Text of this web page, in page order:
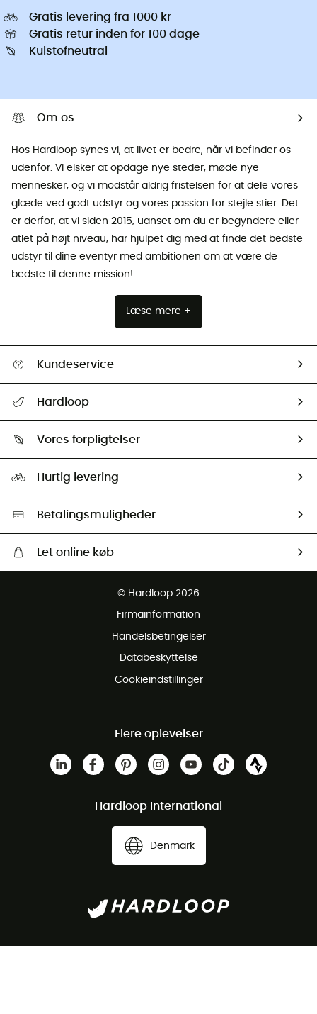
Gratis levering fra 1000 kr
Gratis retur inden for 100 dage
Kulstofneutral
Om os
Hos Hardloop synes vi, at livet er bedre, når vi befinder os
udenfor. Vi elsker at opdage nye steder, møde nye
mennesker, og vi modstår aldrig fristelsen for at dele vores
glæde ved godt udstyr og vores passion for stejle stier. Det
er derfor, at vi siden 2015, uanset om du er begyndere eller
atlet på højt niveau, har hjulpet dig med at finde det bedste
udstyr til dine eventyr med ambitionen om at være de
bedste til denne mission!
Læse mere +
Kundeservice
Returnering & Tilbagebetaling
Hardloop
Our ambassadors
Vores forpligtelser
Second hand
HardGreen Udvalg
Hurtig levering
Betalingsmuligheder
Let online køb
Gratis retur inden for 100 dage
© Hardloop 2026
Firmainformation
Handelsbetingelser
Databeskyttelse
Cookieindstillinger
Flere oplevelser
Hardloop International
Denmark